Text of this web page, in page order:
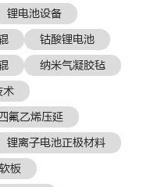
锂电池设备
钴酸锂电池
纳米气凝胶毡
术
氟乙烯压延
锂离子电池正极材料
板